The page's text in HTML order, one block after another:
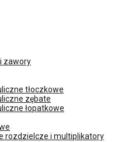
zawory
tłoczkowe
zębate
łopatkowe
rozdzielcze i multiplikatory